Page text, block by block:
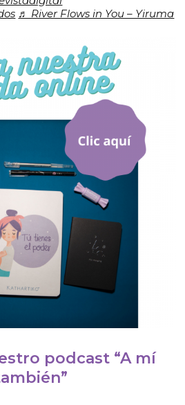
♬ River Flows in You – Yiruma
podcast “A mí